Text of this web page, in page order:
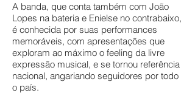
A banda, que conta também com João
Lopes na bateria e Enielse no contrabaixo,
é conhecida por suas performances
memoráveis, com apresentações que
exploram ao máximo o feeling da livre
expressão musical, e se tornou referência
nacional, angariando seguidores por todo
o país.